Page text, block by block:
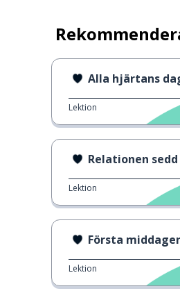
Alla hjärtans dag: är
Lektion
Relationen sedd
Lektion
Första middagen hos
Lektion